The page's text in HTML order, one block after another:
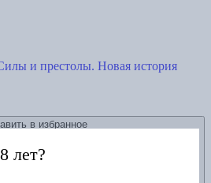
и престолы. Новая история
в избранное
лет?